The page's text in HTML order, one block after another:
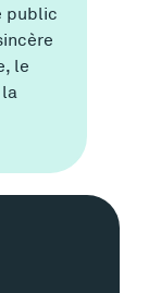
public
le